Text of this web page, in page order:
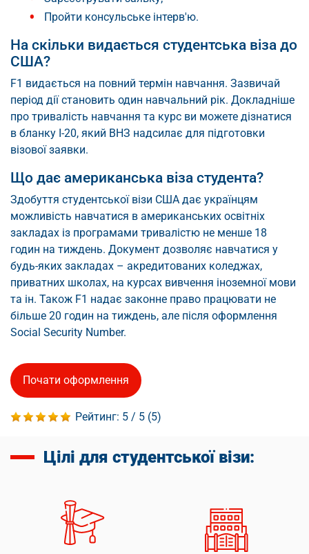
Пройти консульське інтерв'ю.
На скільки видається студентська віза до
США?
F1 видається на повний термін навчання. Зазвичай
період дії становить один навчальний рік. Докладніше
про тривалість навчання та курс ви можете дізнатися
в бланку I-20, який ВНЗ надсилає для підготовки
візової заявки.
Що дає американська віза студента?
Здобуття студентської візи США дає українцям
можливість навчатися в американських освітніх
закладах із програмами тривалістю не менше 18
годин на тиждень. Документ дозволяє навчатися у
будь-яких закладах – акредитованих коледжах,
приватних школах, на курсах вивчення іноземної мови
та ін. Також F1 надає законне право працювати не
більше 20 годин на тиждень, але після оформлення
Social Security Number.
Почати оформлення
Рейтинг: 5 / 5 (5)
Цілі для студентської візи: